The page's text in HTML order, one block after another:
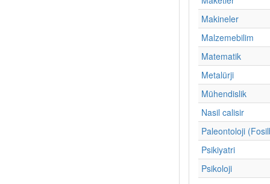
Makineler
Malzemebilim
Matematik
Metalürji
Mühendislik
Nasil calisir
Paleontoloji
Psikiyatri
Psikoloji